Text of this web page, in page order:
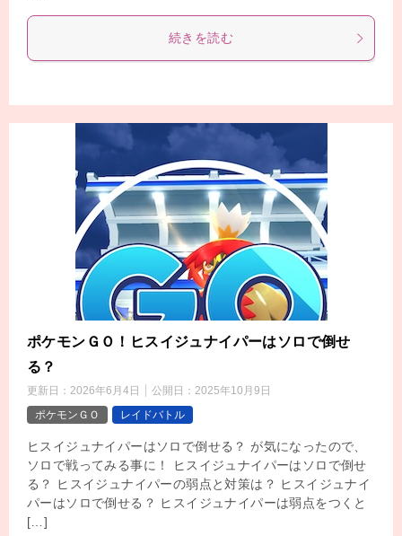
続きを読む
ポケモンＧＯ！ヒスイジュナイパーはソロで倒せ
る？
更新日： 2026年6月4日 公開日： 2025年10月9日
ポケモンＧＯ
レイドバトル
ヒスイジュナイパーはソロで倒せる？ が気になったので、
ソロで戦ってみる事に！ ヒスイジュナイパーはソロで倒せ
る？ ヒスイジュナイパーの弱点と対策は？ ヒスイジュナイ
パーはソロで倒せる？ ヒスイジュナイパーは弱点をつくと
[…]